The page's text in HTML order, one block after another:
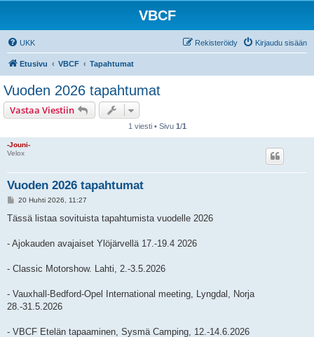
VBCF
UKK Kirjaudu sisään
Rekisteröidy
Etusivu VBCF Tapahtumat
Vuoden 2026 tapahtumat
Vastaa Viestiin
1 viesti • Sivu 1/1
-Jouni-
Velox
Vuoden 2026 tapahtumat
V
e
i
20 Huhti 2026, 11:27
Tässä listaa sovituista tapahtumista vuodelle 2026
- Ajokauden avajaiset Ylöjärvellä 17.-19.4 2026
- Classic Motorshow. Lahti, 2.-3.5.2026
- Vauxhall-Bedford-Opel International meeting, Lyngdal, Norja
28.-31.5.2026
- VBCF Etelän tapaaminen, Sysmä Camping, 12.-14.6.2026